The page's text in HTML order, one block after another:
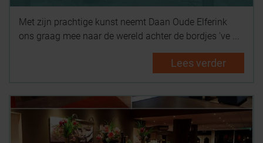
Met zijn prachtige kunst neemt Daan Oude Elferink
ons graag mee naar de wereld achter de bordjes 've ...
Lees verder